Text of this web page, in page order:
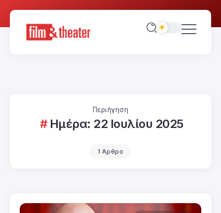
Περιήγηση
Ημέρα: 22 Ιουλίου 2025
1 Άρθρο